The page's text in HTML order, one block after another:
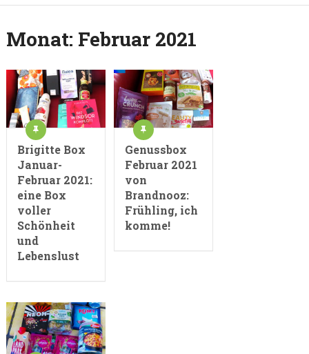
Monat: Februar 2021
Brigitte Box
Januar-
Februar 2021:
eine Box
voller
Schönheit
und
Lebenslust
Genussbox
Februar 2021
von
Brandnooz:
Frühling, ich
komme!